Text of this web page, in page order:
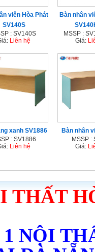
viên Hòa Phát
SV140S
: SV140S
Liên hệ
Bàn nhân
MSSP :
Giá:
xanh SV1886
: SV1886
Liên hệ
Bàn nhân
MSSP :
Giá:
THẤT
NỘI